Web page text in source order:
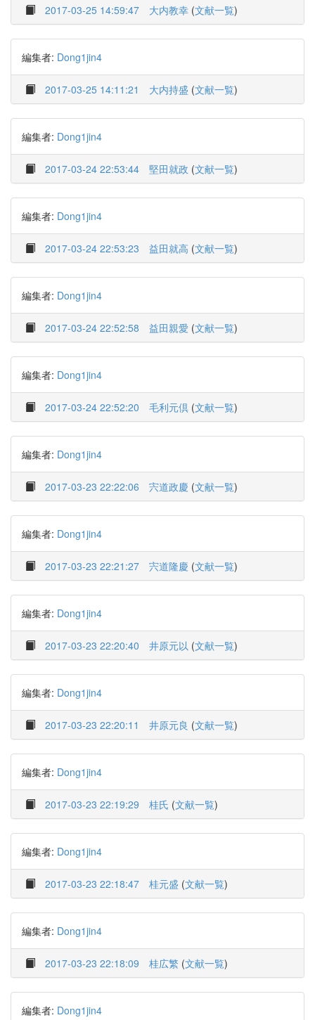
2017-03-25 14:59:47 大内教幸 (文献一覧)
編集者: Dong1jin4
2017-03-25 14:11:21 大内持盛 (文献一覧)
編集者: Dong1jin4
2017-03-24 22:53:44 堅田就政 (文献一覧)
編集者: Dong1jin4
2017-03-24 22:53:23 益田就高 (文献一覧)
編集者: Dong1jin4
2017-03-24 22:52:58 益田親愛 (文献一覧)
編集者: Dong1jin4
2017-03-24 22:52:20 毛利元倶 (文献一覧)
編集者: Dong1jin4
2017-03-23 22:22:06 宍道政慶 (文献一覧)
編集者: Dong1jin4
2017-03-23 22:21:27 宍道隆慶 (文献一覧)
編集者: Dong1jin4
2017-03-23 22:20:40 井原元以 (文献一覧)
編集者: Dong1jin4
2017-03-23 22:20:11 井原元良 (文献一覧)
編集者: Dong1jin4
2017-03-23 22:19:29 桂氏 (文献一覧)
編集者: Dong1jin4
2017-03-23 22:18:47 桂元盛 (文献一覧)
編集者: Dong1jin4
2017-03-23 22:18:09 桂広繁 (文献一覧)
編集者: Dong1jin4